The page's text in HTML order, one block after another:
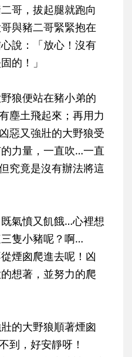
哥，拔起腿就跑向
與豬二哥緊緊抱在
說：「放心！沒有
的！」
狼便站在豬小弟的
塵土飛起來；再用力
惡又強壯的大野狼受
力量，一直吹…一直
究竟是沒有辦法將這
氣憤又飢餓…心裡想
隻小豬呢？啊…
煙囪爬進去呢！凶
想著，並努力的爬
的大野狼順著煙囪
到，好安靜呀！